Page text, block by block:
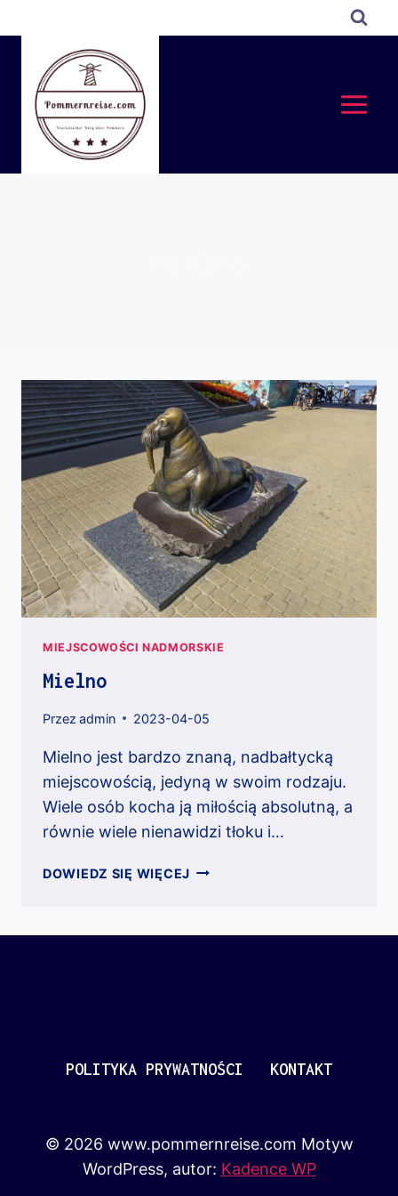
do
MIEJSCOWOŚCI NADMORSKIE
Mielno
Przez admin 2023-04-05
Mielno jest bardzo znaną, nadbałtycką
miejscowością, jedyną w swoim rodzaju.
Wiele osób kocha ją miłością absolutną, a
równie wiele nienawidzi tłoku i…
DOWIEDZ SIĘ WIĘCEJ MIELNO
POLITYKA PRYWATNOŚCI KONTAKT
© 2026 www.pommernreise.com Motyw
WordPress, autor: Kadence WP